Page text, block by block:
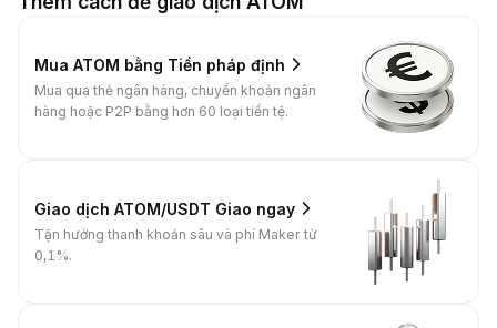
Mua ATOM bằng Tiền pháp định
Mua qua thẻ ngân hàng, chuyển khoản ngân
hàng hoặc P2P bằng hơn 60 loại tiền tệ.
Giao dịch ATOM/USDT Giao ngay
Tận hưởng thanh khoản sâu và phí Maker từ
0,1%.